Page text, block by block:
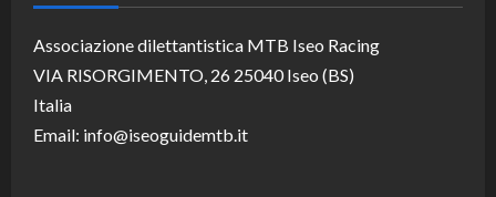
Associazione dilettantistica MTB Iseo Racing
VIA RISORGIMENTO, 26 25040 Iseo (BS)
Italia
Email: info@iseoguidemtb.it